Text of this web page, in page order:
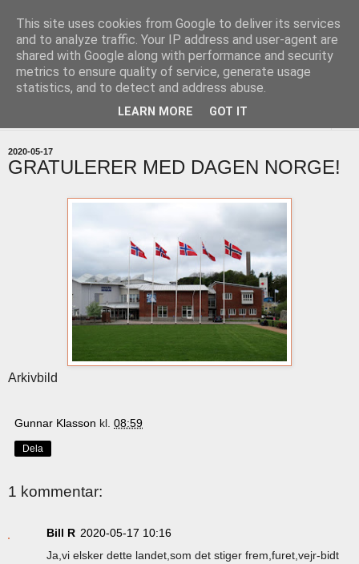
uddevallabloggen.se
med stort och smått från Uddevallas horisont
2020-05-17
GRATULERER MED DAGEN NORGE!
Arkivbild
Gunnar Klasson kl. 08:59
Dela
1 kommentar:
Bill R 2020-05-17 10:16
Ja,vi elsker dette landet,som det stiger frem,furet,vejr-bidt
This site uses cookies from Google to deliver its services
and to analyze traffic. Your IP address and user-agent are
shared with Google along with performance and security
metrics to ensure quality of service, generate usage
statistics, and to detect and address abuse.
LEARN MORE GOT IT